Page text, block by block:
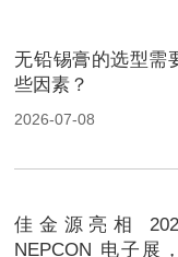
无铅锡膏的选型需
些因素？
2026-07-08
佳金源亮相
NEPCON 电子展